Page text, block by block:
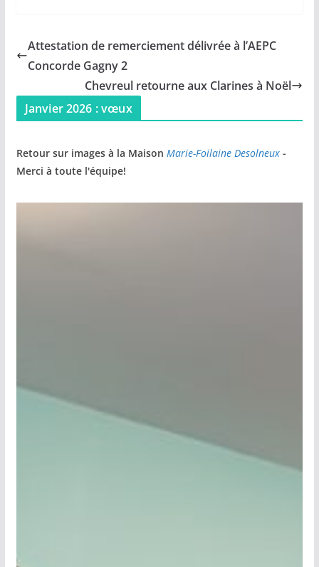
Attestation de remerciement délivrée à l’AEPC
Concorde Gagny 2
Chevreul retourne aux Clarines à Noël
Janvier 2026 : vœux
Retour sur images à la Maison Marie-Foilaine Desolneux-
Merci à toute l'équipe!